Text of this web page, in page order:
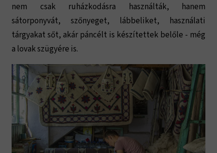
nem csak ruházkodásra használták, hanem
sátorponyvát, szőnyeget, lábbeliket, használati
tárgyakat sőt, akár páncélt is készítettek belőle - még
a lovak szügyére is.